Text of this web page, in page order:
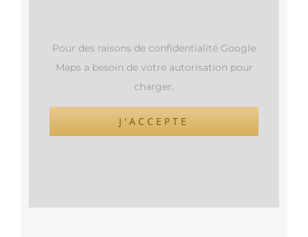
Pour des raisons de confidentialité Google
Maps a besoin de votre autorisation pour
charger.
J'ACCEPTE